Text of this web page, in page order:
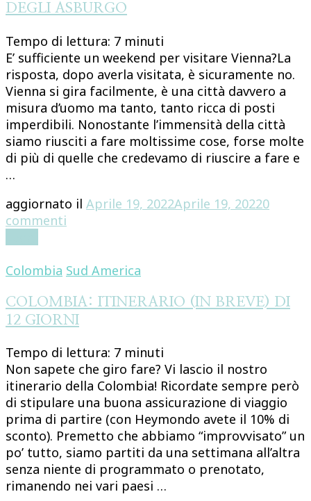
DEGLI ASBURGO
Tempo di lettura: 7 minuti
E’ sufficiente un weekend per visitare Vienna?La
risposta, dopo averla visitata, è sicuramente no.
Vienna si gira facilmente, è una città davvero a
misura d’uomo ma tanto, tanto ricca di posti
imperdibili. Nonostante l’immensità della città
siamo riusciti a fare moltissime cose, forse molte
di più di quelle che credevamo di riuscire a fare e
…
aggiornato il Aprile 19, 2022Aprile 19, 20220
commenti
WEEKEND
CAPITALE
DEGLI
Colombia Sud America
COLOMBIA: ITINERARIO (IN BREVE) DI
12 GIORNI
Tempo di lettura: 7 minuti
Non sapete che giro fare? Vi lascio il nostro
itinerario della Colombia! Ricordate sempre però
di stipulare una buona assicurazione di viaggio
prima di partire (con Heymondo avete il 10% di
sconto). Premetto che abbiamo “improvvisato” un
po’ tutto, siamo partiti da una settimana all’altra
senza niente di programmato o prenotato,
rimanendo nei vari paesi …